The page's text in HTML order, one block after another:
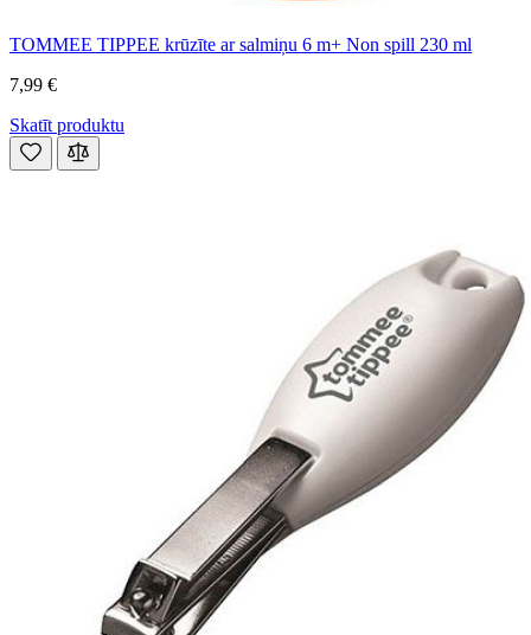
TOMMEE TIPPEE krūzīte ar salmiņu 6 m+ Non spill 230 ml
7,99 €
Skatīt produktu